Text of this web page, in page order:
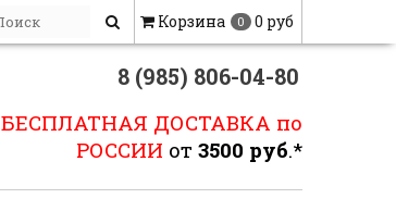
Корзина 0 0 руб
8 (985) 806-04-80
БЕСПЛАТНАЯ ДОСТАВКА по
РОССИИ от 3500 руб.*